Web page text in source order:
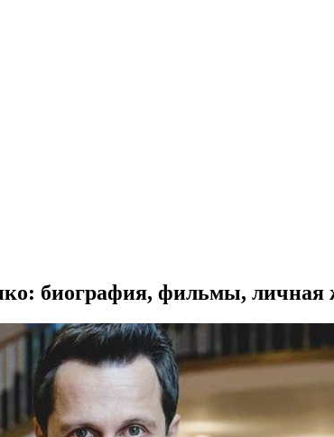
биография, фильмы, личная